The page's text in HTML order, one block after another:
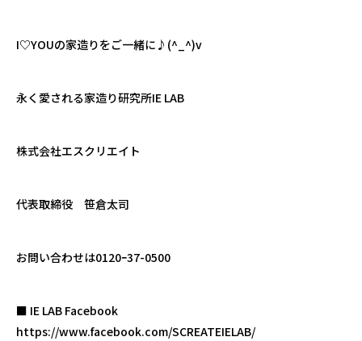
I♡YOUの家造りをご一緒に♪(^_^)v
永く愛される家造り研究所IE LAB
株式会社エスクリエイト
代表取締役 笹倉太司
お問い合わせは0120ｰ37-0500
■ IE LAB Facebook
https://www.facebook.com/SCREATEIELAB/